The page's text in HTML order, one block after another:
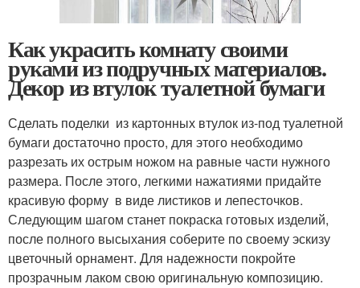
Как украсить комнату своими
руками из подручных материалов.
Декор из втулок туалетной бумаги
Сделать поделки из картонных втулок из-под туалетной
бумаги достаточно просто, для этого необходимо
разрезать их острым ножом на равные части нужного
размера. После этого, легкими нажатиями придайте
красивую форму в виде листиков и лепесточков.
Следующим шагом станет покраска готовых изделий,
после полного высыхания соберите по своему эскизу
цветочный орнамент. Для надежности покройте
прозрачным лаком свою оригинальную композицию.